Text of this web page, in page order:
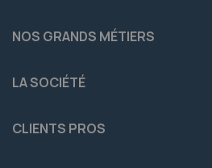
NOS GRANDS MÉTIERS
LA SOCIÉTÉ
CLIENTS PROS